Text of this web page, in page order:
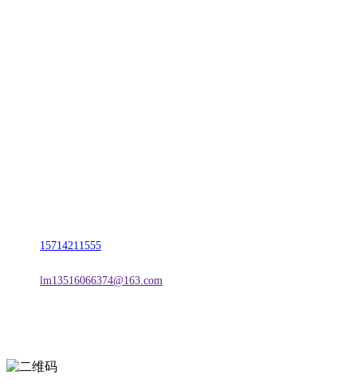
15714211555
lm13516066374@163.com